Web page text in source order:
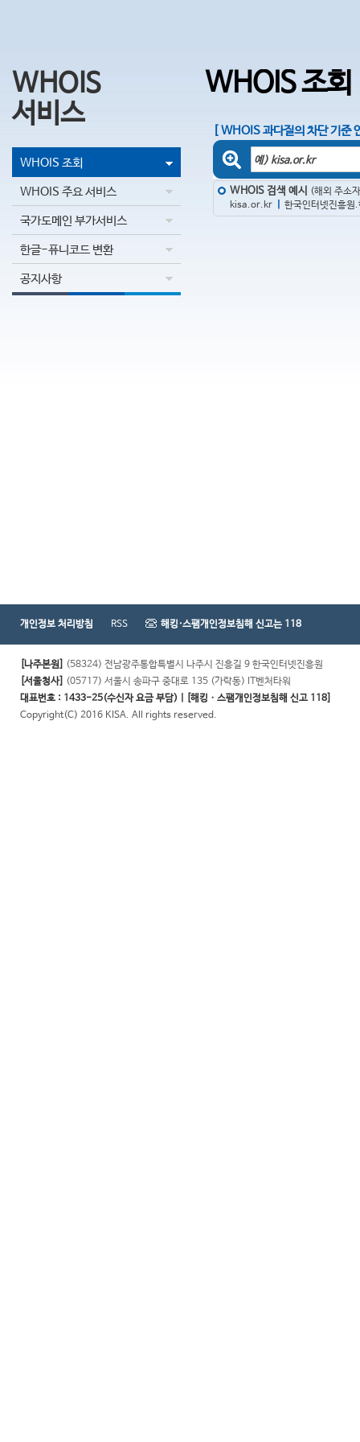
WHOIS
서비스
WHOIS 조회
WHOIS 주요 서비스
국가도메인 부가서비스
한글-퓨니코드 변환
공지사항
WHOIS 조회
[ WHOIS 과다질의 차단 기준
WHOIS 검색 예시 (해외 주소
kisa.or.kr 한국인터넷진흥원
개인정보 처리방침 RSS 해킹·스팸개인정보침해 신고는 118
[나주본원] (58324) 전남광주통합특별시 나주시 진흥길 9 한국인터넷진흥원
[서울청사] (05717) 서울시 송파구 중대로 135 (가락동) IT벤처타워
대표번호 : 1433-25(수신자 요금 부담) | [해킹ㆍ스팸개인정보침해 신고 118]
Copyright(C) 2016 KISA. All rights reserved.